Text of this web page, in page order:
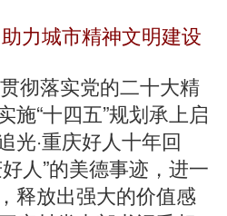
力城市精神文明建设
落实党的二十大精
施“十四五”规划承上启
光·重庆好人十年回
人”的美德事迹，进一
释放出强大的价值感